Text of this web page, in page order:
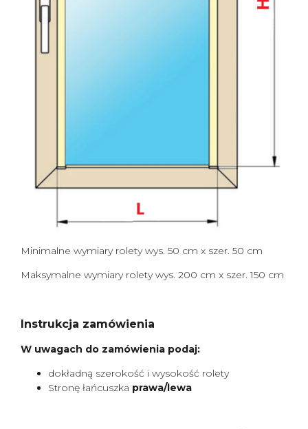
Minimalne wymiary rolety wys. 50 cm x szer. 50 cm
Maksymalne wymiary rolety wys. 200 cm x szer. 150 cm
Instrukcja zamówienia
W uwagach do zamówienia podaj:
dokładną szerokość i wysokość rolety
Stronę łańcuszka prawa/lewa